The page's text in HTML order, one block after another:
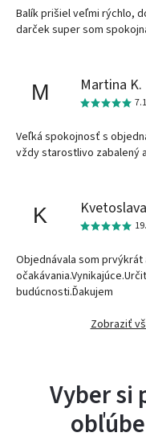
Balík prišiel veľmi rýchlo,
darček super som
M Martina K.
Veľká spokojnosť s
vždy starostlivo zabalený
K Kvetoslava
Objednávala som
budúcnosti.Ďakujem
Zobraziť
Vyber si